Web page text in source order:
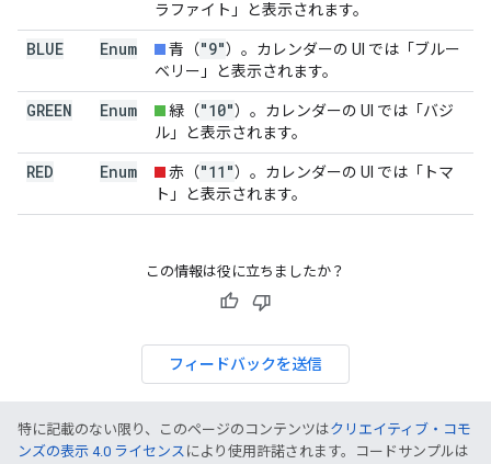
ラファイト」と表示されます。
BLUE Enum 青（"9"）。カレンダーの UI では「ブルー
ベリー」と表示されます。
GREEN Enum 緑（"10"）。カレンダーの UI では「バジ
ル」と表示されます。
RED Enum 赤（"11"）。カレンダーの UI では「トマ
ト」と表示されます。
この情報は役に立ちましたか？
フィードバックを送信
特に記載のない限り、このページのコンテンツはクリエイティブ・コモ
ンズの表示 4.0 ライセンス により使用許諾されます。コードサンプルは